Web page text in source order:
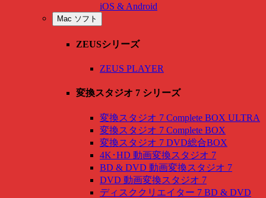
iOS & Android
Mac ソフト
ZEUSシリーズ
ZEUS PLAYER
変換スタジオ 7 シリーズ
変換スタジオ 7 Complete BOX ULTRA
変換スタジオ 7 Complete BOX
変換スタジオ 7 DVD総合BOX
4K･HD 動画変換スタジオ 7
BD & DVD 動画変換スタジオ 7
DVD 動画変換スタジオ 7
ディスククリエイター 7 BD & DVD